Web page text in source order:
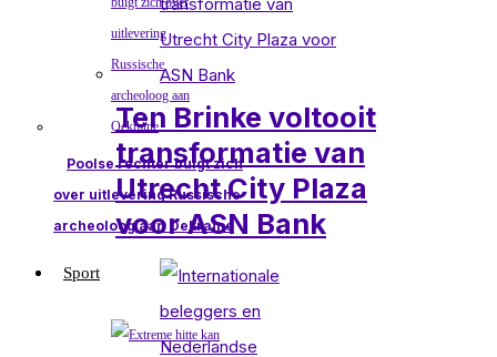
Poolse rechter buigt zich
over uitlevering Russische
archeoloog aan Oekraïne
Sport
Ten Brinke voltooit
transformatie van
Utrecht City Plaza
voor ASN Bank